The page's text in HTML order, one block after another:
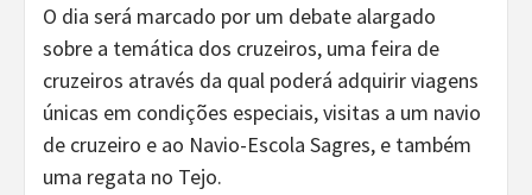
O dia será marcado por um debate alargado
sobre a temática dos cruzeiros, uma feira de
cruzeiros através da qual poderá adquirir viagens
únicas em condições especiais, visitas a um navio
de cruzeiro e ao Navio-Escola Sagres, e também
uma regata no Tejo.